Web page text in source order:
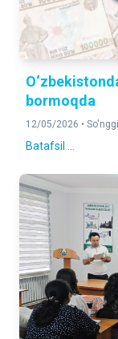
bormoqda
12/05/2026 •
Batafsil ...